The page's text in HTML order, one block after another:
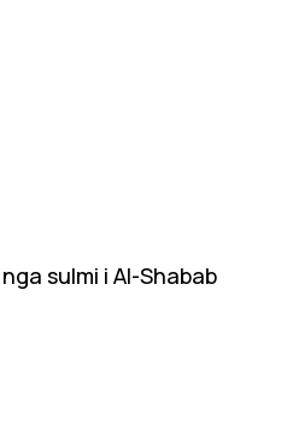
sulmi i Al-Shabab